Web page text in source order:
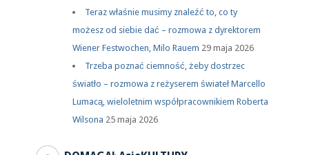
Teraz właśnie musimy znaleźć to, co ty
możesz od siebie dać – rozmowa z dyrektorem
Wiener Festwochen, Milo Rauem 29 maja 2026
Trzeba poznać ciemność, żeby dostrzec
światło – rozmowa z reżyserem świateł Marcello
Lumacą, wieloletnim współpracownikiem Roberta
Wilsona 25 maja 2026